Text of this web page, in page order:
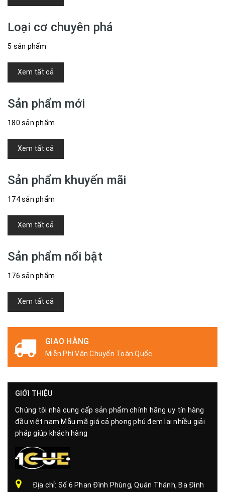
Loại cơ chuyên phá
5 sản phẩm
Xem tất cả
Sản phẩm mới
180 sản phẩm
Xem tất cả
Sản phẩm khuyến mãi
174 sản phẩm
Xem tất cả
Sản phẩm nổi bật
176 sản phẩm
Xem tất cả
GIAO HÀNG
Miễn Phí Vận Chuyển Toàn Quốc
GIỚI THIỆU
Chúng tôi nhà cung cấp sản phẩm chính hãng uy tín hàng
đầu việt nam Mẫu mã giá cả phong phú đem lại nhiều giải
pháp giúp khách hàng
Địa chỉ: Số 6 Phan Đình Phùng, Quán Thánh, Ba Đình